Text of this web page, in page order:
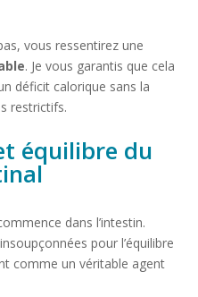
vous ressentirez une
. Je vous garantis que cela
déficit calorique sans la
restrictifs.
équilibre du
dans l’intestin.
pour l’équilibre
comme un véritable agent